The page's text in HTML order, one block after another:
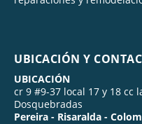
UBICACIÓN Y
UBICACIÓN
cr 9 #9-37 local 17 y 18 cc
Dosquebradas
Pereira - Risaralda -